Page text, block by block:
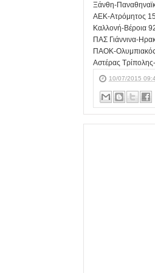
Ξάνθη-
ΑΕΚ-Ατρόμητος
Καλλονή-Βέροια
ΠΑΣ Γιάννινα-
ΠΑΟΚ-Ολυμπιακός
Αστέρας
10/07/2015